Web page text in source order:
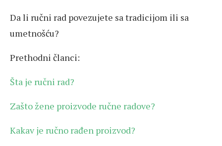
Da li ručni rad povezujete sa tradicijom ili sa
umetnošću?
Prethodni članci:
Šta je ručni rad?
Zašto žene proizvode ručne radove?
Kakav je ručno rađen proizvod?